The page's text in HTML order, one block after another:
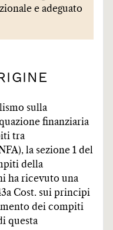
e adeguato
sulla
finanziaria
tra
la sezione 1 del
della
ha ricevuto una
Cost. sui principi
dei compiti
questa